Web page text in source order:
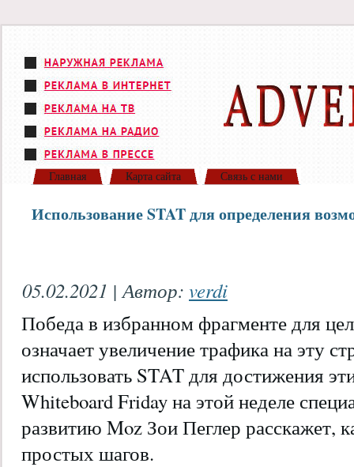
Главная Карта сайта Связь с нами
Использование STAT для определения
05.02.2021 | Автор: verdi
Победа в избранном фрагменте для
означает увеличение трафика на эту
использовать STAT для достижения
Whiteboard Friday на этой неделе
развитию Moz Зои Пеглер расскажет,
простых шагов.